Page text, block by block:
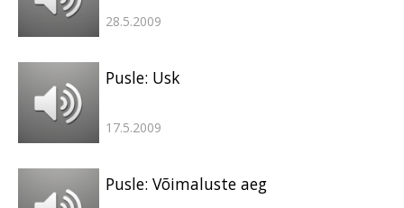
28.5.2009
Pusle: Usk
17.5.2009
Pusle: Võimaluste aeg